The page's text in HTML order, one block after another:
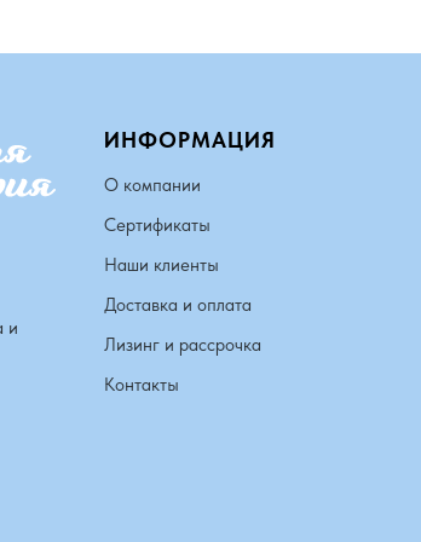
и
ИНФОРМАЦИЯ
О компании
Сертификаты
Наши клиенты
Доставка и оплата
Лизинг и рассрочка
Контакты